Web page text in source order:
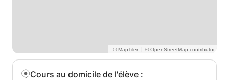
|
Cours au domicile de l'élève :